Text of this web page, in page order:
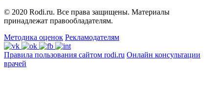
© 2020 Rodi.ru. Все права защищены. Материалы
принадлежат правообладателям.
Методика оценок Рекламодателям
Правила пользования сайтом rodi.ru Онлайн консультации
врачей